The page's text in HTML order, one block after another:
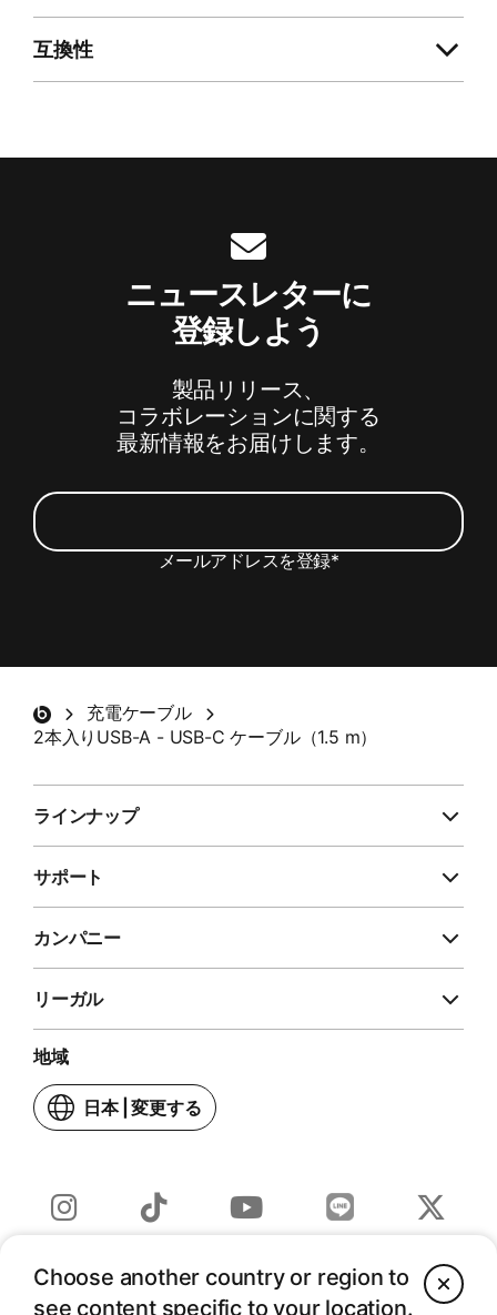
互換性
ニュースレターに
登録しよう
製品リリース、
コラボレーションに関する
最新情報をお届けします。
メールアドレスを登録*
す。*
登録する
Beatsフッター
充電ケーブル
2本入りUSB-A - USB-C ケーブル（1.5 m）
ラインナップ
サポート
カンパニー
リーガル
地域
日本 変更する
お
の
た
し
い
し
い
し
い
(新
し
(新
し
Copyright © 2026 Apple Inc. - All rights reserved.
Choose another country or region to
see content specific to your location.